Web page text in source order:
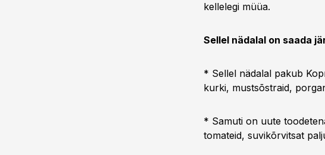
kellelegi müüa.
Sellel nädalal on saada
* Sellel nädalal pakub
kurki, mustsõstraid,
* Samuti on uute
tomateid, suvikõrvitsat